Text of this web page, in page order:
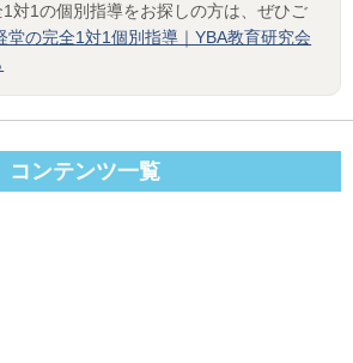
対1の個別指導をお探しの方は、ぜひご
堂の完全1対1個別指導｜YBA教育研究会
コンテンツ一覧